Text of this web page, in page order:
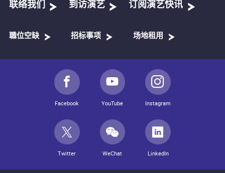
联络我们 到访演艺 订阅演艺快讯
職位空缺 招标事项 场地租用
Facebook YouTube Instagram
Twitter WeChat LinkedIn